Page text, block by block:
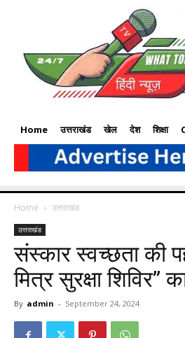
Home उत्तराखंड खेल देश शिक्षा
Home उत्तराखंड
उत्तराखंड
संस्कार स्वच्छता की
मित्र सुरक्षा शिविर”
By admin - September 24, 2024